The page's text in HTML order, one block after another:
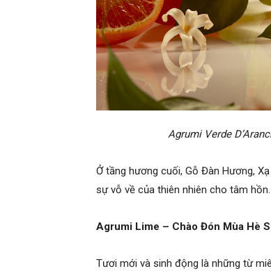
Agrumi Verde
Ở tầng hương cuối, Gỗ Đàn Hương,
sự vỗ về của thiên nhiên cho tâm hồn.
Agrumi Lime – Chào Đón Mùa Hè
Tươi mới và sinh động là những từ